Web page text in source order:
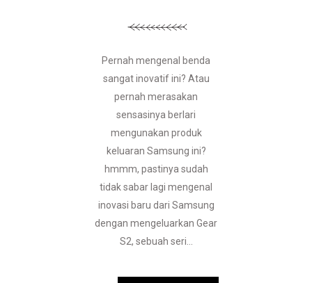
Pernah mengenal benda
sangat inovatif ini? Atau
pernah merasakan
sensasinya berlari
mengunakan produk
keluaran Samsung ini?
hmmm, pastinya sudah
tidak sabar lagi mengenal
inovasi baru dari Samsung
dengan mengeluarkan Gear
S2, sebuah seri...